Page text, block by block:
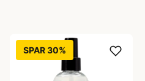
SPAR 30%